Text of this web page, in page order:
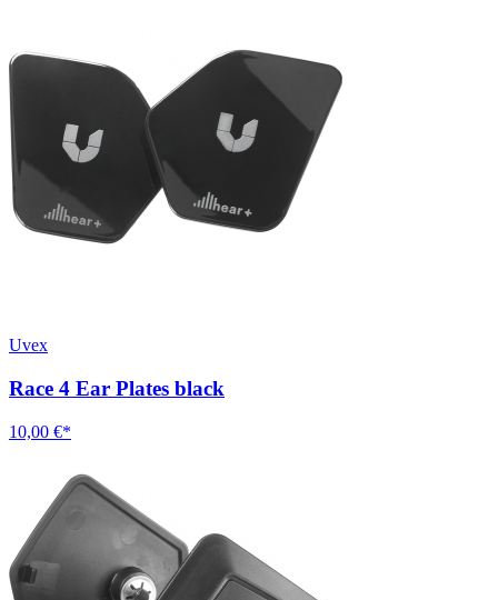
Uvex
Race 4 Ear Plates black
10,00 €*